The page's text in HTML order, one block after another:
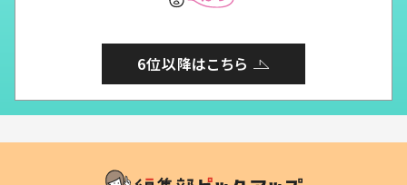
6位以降はこちら